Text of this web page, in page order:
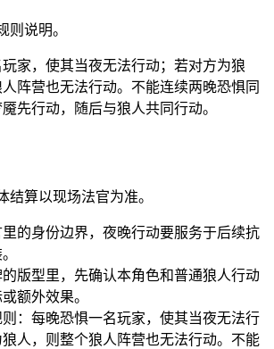
则说明。
家，使其当夜无法行动；若对方为狼
阵营也无法行动。不能连续两晚恐惧同
先行动，随后与狼人共同行动。
结算以现场法官为准。
的身份边界，夜晚行动要服务于后续抗
版型里，先确认本角色和普通狼人行动
额外效果。
：每晚恐惧一名玩家，使其当夜无法行
人，则整个狼人阵营也无法行动。不能